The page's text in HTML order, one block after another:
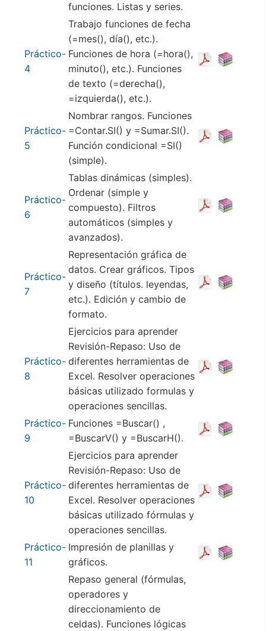
funciones. Listas y series.
Práctico-
4
Trabajo funciones de fecha
(=mes(), día(), etc.).
Funciones de hora (=hora(),
minuto(), etc.). Funciones
de texto (=derecha(),
=izquierda(), etc.).
Práctico-
5
Nombrar rangos. Funciones
=Contar.SI() y =Sumar.SI().
Función condicional =SI()
(simple).
Práctico-
6
Tablas dinámicas (simples).
Ordenar (simple y
compuesto). Filtros
automáticos (simples y
avanzados).
Práctico-
7
Representación gráfica de
datos. Crear gráficos. Tipos
y diseño (títulos. leyendas,
etc.). Edición y cambio de
formato.
Práctico-
8
Ejercicios para aprender
Revisión-Repaso: Uso de
diferentes herramientas de
Excel. Resolver operaciones
básicas utilizado formulas y
operaciones sencillas.
Práctico-
9
Funciones =Buscar() ,
=BuscarV() y =BuscarH().
Práctico-
10
Ejercicios para aprender
Revisión-Repaso: Uso de
diferentes herramientas de
Excel. Resolver operaciones
básicas utilizado fórmulas y
operaciones sencillas.
Práctico-
11
Impresión de planillas y
gráficos.
Repaso general (fórmulas,
operadores y
direccionamiento de
celdas). Funciones lógicas